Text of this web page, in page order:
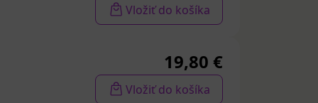
v
sa omega-
Vložiť do košíka
19,80 €
Vložiť do košíka